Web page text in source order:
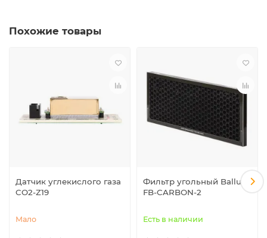
Похожие товары
Датчик углекислого газа
CO2-Z19
Мало
Фильтр угольный Ballu
FB-CARBON-2
Есть в наличии